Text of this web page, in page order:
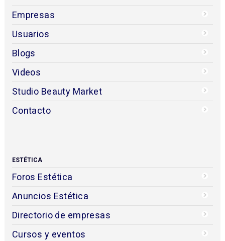
Empresas
Usuarios
Blogs
Videos
Studio Beauty Market
Contacto
ESTÉTICA
Foros Estética
Anuncios Estética
Directorio de empresas
Cursos y eventos